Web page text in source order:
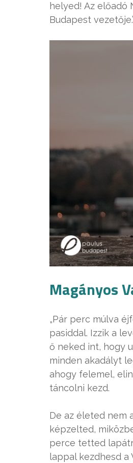
helyed! Az előadó
Budapest
Magányos
„Pár perc múlva
pasiddal. Izzik a
ő neked int, hogy
minden akadályt
ahogy felemel,
táncolni kezd.
De az életed nem
képzelted,
perce tetted
lappal kezdhesd a